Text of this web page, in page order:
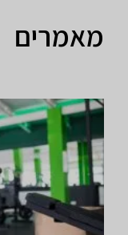
מאמרים